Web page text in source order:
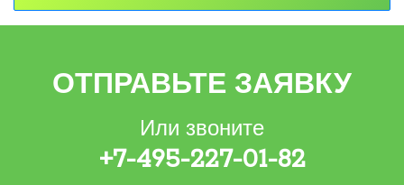
ОТПРАВЬТЕ ЗАЯВКУ
Или звоните
+7-495-227-01-82